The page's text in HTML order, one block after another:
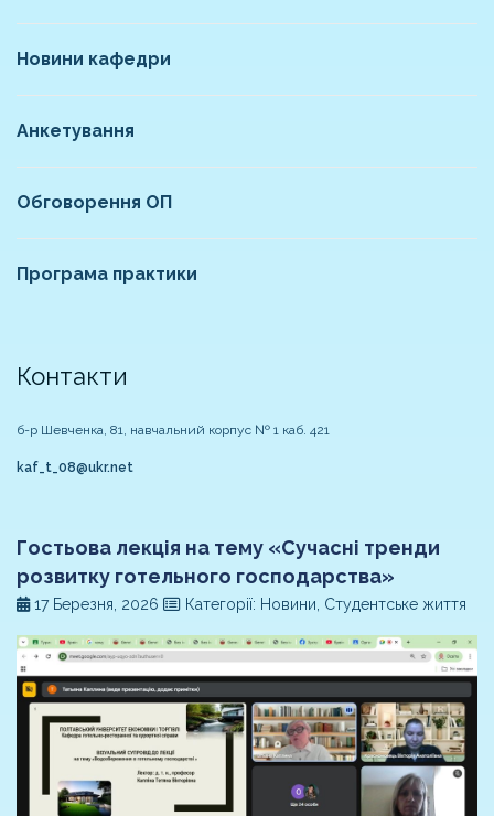
Новини кафедри
Анкетування
Обговорення ОП
Програма практики
Контакти
б-р Шевченка, 81, навчальний корпус № 1 каб. 421
kaf_t_08@ukr.net
Гостьова лекція на тему «Сучасні тренди
розвитку готельного господарства»
17 Березня, 2026 Категорії: Новини, Студентське життя